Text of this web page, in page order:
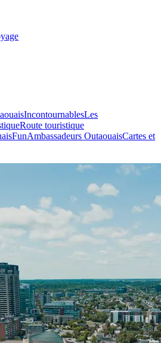
IncontournablesLes
Route touristique
Ambassadeurs OutaouaisCartes et